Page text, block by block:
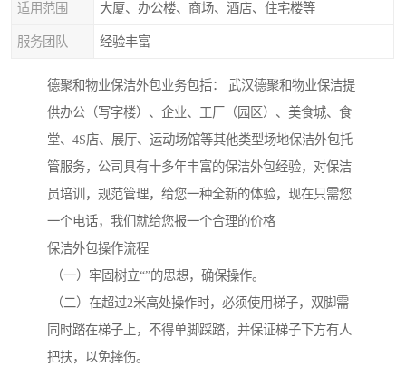
适用范围 大厦、办公楼、商场、酒店、住宅楼等
服务团队 经验丰富
德聚和物业保洁外包业务包括： 武汉德聚和物业保洁提
供办公（写字楼）、企业、工厂（园区）、美食城、食
堂、4S店、展厅、运动场馆等其他类型场地保洁外包托
管服务，公司具有十多年丰富的保洁外包经验，对保洁
员培训，规范管理，给您一种全新的体验，现在只需您
一个电话，我们就给您报一个合理的价格
保洁外包操作流程
（一）牢固树立“”的思想，确保操作。
（二）在超过2米高处操作时，必须使用梯子，双脚需
同时踏在梯子上，不得单脚踩踏，并保证梯子下方有人
把扶，以免摔伤。